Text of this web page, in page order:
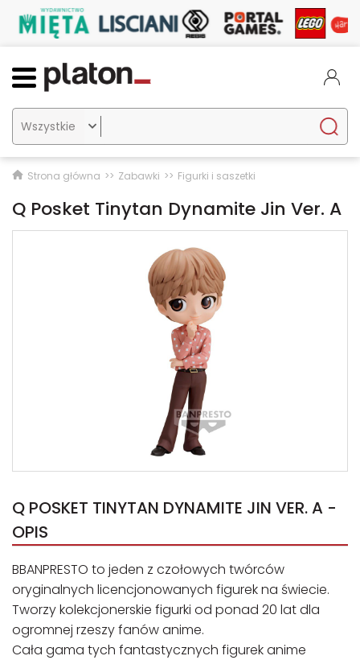

Strona główna Zabawki Figurki i saszetki
Q Posket Tinytan Dynamite Jin Ver. A
Q POSKET TINYTAN DYNAMITE JIN VER. A -
OPIS
BBANPRESTO to jeden z czołowych twórców
oryginalnych licencjonowanych figurek na świecie.
Tworzy kolekcjonerskie figurki od ponad 20 lat dla
ogromnej rzeszy fanów anime.
Cała gama tych fantastycznych figurek anime